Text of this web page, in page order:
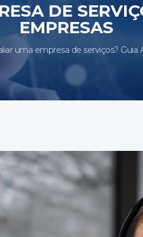
DE
EMPRESAS
uma empresa de serviços? Guia